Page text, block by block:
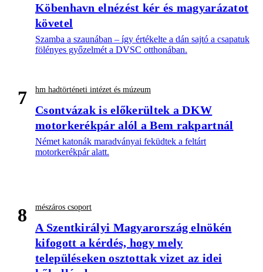
Köbenhavn elnézést kér és magyarázatot
követel
Szamba a szaunában – így értékelte a dán sajtó a csapatuk
fölényes győzelmét a DVSC otthonában.
7 hm hadtörténeti intézet és múzeum
Csontvázak is előkerültek a DKW
motorkerékpár alól a Bem rakpartnál
Német katonák maradványai feküdtek a feltárt
motorkerékpár alatt.
8 mészáros csoport
A Szentkirályi Magyarország elnökén
kifogott a kérdés, hogy mely
településeken osztottak vizet az idei